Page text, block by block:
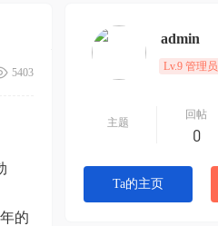
5403
的
admin
Lv.9 管理员
主题
回帖
0
Ta的主页